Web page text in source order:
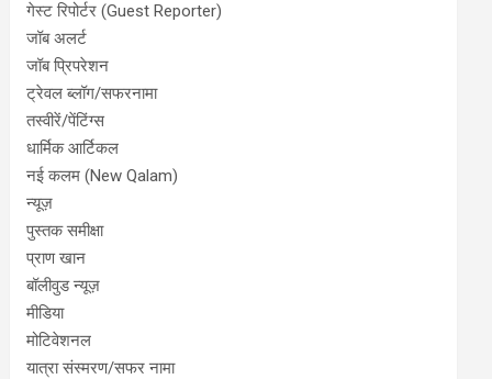
गेस्ट रिपोर्टर (Guest Reporter)
जॉब अलर्ट
जॉब प्रिपरेशन
ट्रेवल ब्लॉग/सफरनामा
तस्वीरें/पेंटिंग्स
धार्मिक आर्टिकल
नई कलम (New Qalam)
न्यूज़
पुस्तक समीक्षा
प्राण खान
बॉलीवुड न्यूज़
मीडिया
मोटिवेशनल
यात्रा संस्मरण/सफर नामा